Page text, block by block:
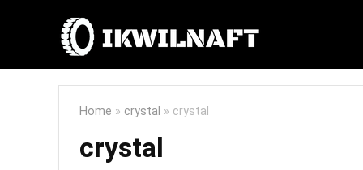
Home » crystal » crystal
crystal